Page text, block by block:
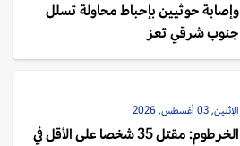
وإصابة حوثيين بإحباط محاولة تسلل
جنوب شرقي تعز
الإثنين, 03 أغسطس, 2026
الخرطوم: مقتل 35 شخصا على الأقل في